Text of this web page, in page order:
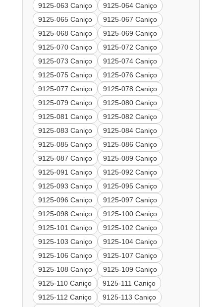
9125-063 Caniço
9125-064 Caniço
9125-065 Caniço
9125-067 Caniço
9125-068 Caniço
9125-069 Caniço
9125-070 Caniço
9125-072 Caniço
9125-073 Caniço
9125-074 Caniço
9125-075 Caniço
9125-076 Caniço
9125-077 Caniço
9125-078 Caniço
9125-079 Caniço
9125-080 Caniço
9125-081 Caniço
9125-082 Caniço
9125-083 Caniço
9125-084 Caniço
9125-085 Caniço
9125-086 Caniço
9125-087 Caniço
9125-089 Caniço
9125-091 Caniço
9125-092 Caniço
9125-093 Caniço
9125-095 Caniço
9125-096 Caniço
9125-097 Caniço
9125-098 Caniço
9125-100 Caniço
9125-101 Caniço
9125-102 Caniço
9125-103 Caniço
9125-104 Caniço
9125-106 Caniço
9125-107 Caniço
9125-108 Caniço
9125-109 Caniço
9125-110 Caniço
9125-111 Caniço
9125-112 Caniço
9125-113 Caniço